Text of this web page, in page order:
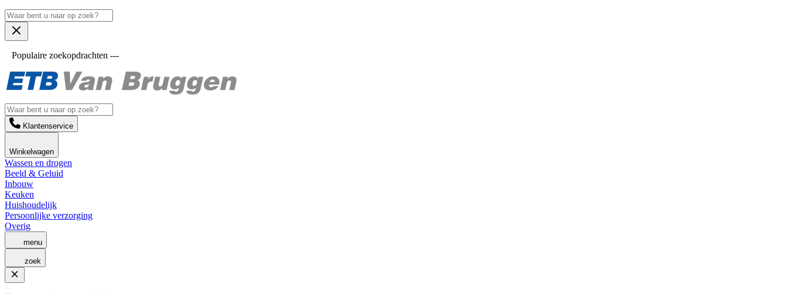
Populaire zoekopdrachten ---
Klantenservice
Winkelwagen
Wassen en drogen
Beeld & Geluid
Inbouw
Keuken
Huishoudelijk
Persoonlijke verzorging
Overig
menu
zoek